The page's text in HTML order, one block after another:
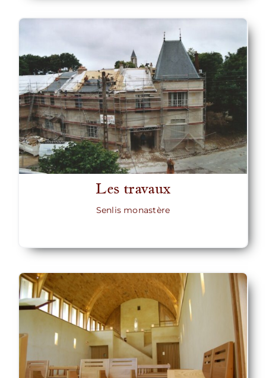
Les travaux
Senlis monastère